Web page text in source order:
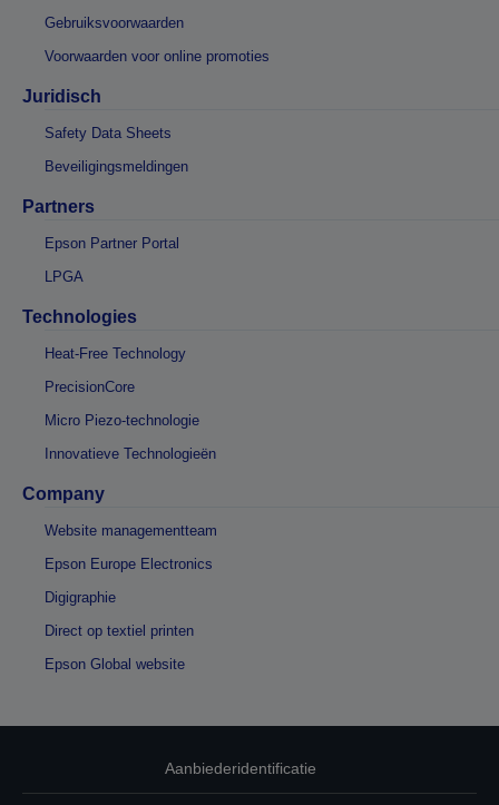
Gebruiksvoorwaarden
Voorwaarden voor online promoties
Juridisch
Safety Data Sheets
Beveiligingsmeldingen
Partners
Epson Partner Portal
LPGA
Technologies
Heat-Free Technology
PrecisionCore
Micro Piezo-technologie
Innovatieve Technologieën
Company
Website managementteam
Epson Europe Electronics
Digigraphie
Direct op textiel printen
Epson Global website
Aanbiederidentificatie